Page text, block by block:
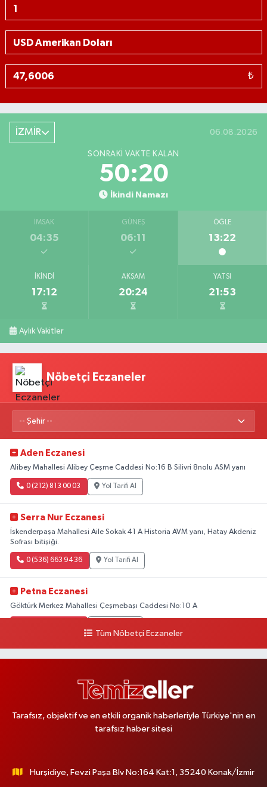
₺
İZMİR 06.08.2026
SONRAKI VAKTE KALAN
50:20
İkindi Namazı
İMSAK
04:35
GÜNEŞ
06:11
ÖĞLE
13:22
İKINDI
17:12
AKŞAM
20:24
YATSI
21:53
Aylık Vakitler
Nöbetçi Eczaneler
Aden Eczanesi
Alibey Mahallesi Alibey Çeşme Caddesi No:16 B Silivri 8nolu ASM yanı
0 (212) 813 00 03 Yol Tarifi Al
Serra Nur Eczanesi
İskenderpaşa Mahallesi Aile Sokak 41 A Historia AVM yanı, Hatay Akdeniz
Sofrası bitişiği.
0 (536) 663 94 36 Yol Tarifi Al
Petna Eczanesi
Göktürk Merkez Mahallesi Çeşmebaşı Caddesi No:10 A
Yol Tarifi Al
Bulvar Eczanesi
Tüm Nöbetçi Eczaneler
Tarafsız, objektif ve en etkili organik haberleriyle Türkiye'nin en
tarafsız haber sitesi
Hurşidiye, Fevzi Paşa Blv No:164 Kat:1, 35240 Konak/İzmir